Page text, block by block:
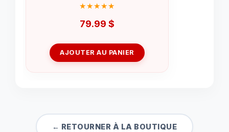
79.99 $
AJOUTER AU PANIER
← RETOURNER À LA BOUTIQUE